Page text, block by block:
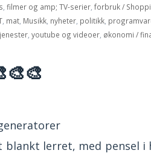
,filmer og amp; TV-serier ,forbruk /
mat Musikk nyheter politikk
,youtube og videoer økonomi /
blankt lerret, med pensel